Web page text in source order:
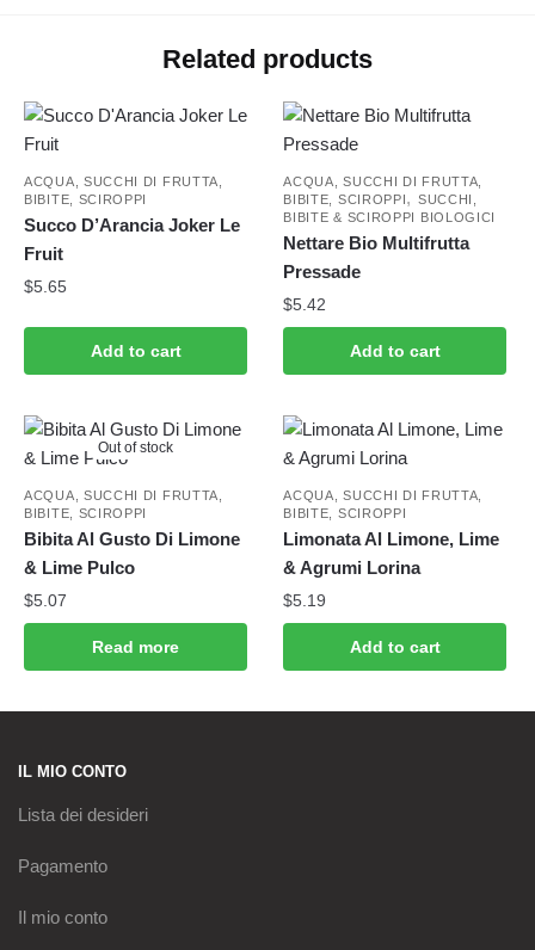
Related products
ACQUA, SUCCHI DI FRUTTA,
BIBITE, SCIROPPI
Succo D’Arancia Joker Le
Fruit
$5.65
Add to cart
ACQUA, SUCCHI DI FRUTTA,
BIBITE, SCIROPPI, SUCCHI,
BIBITE & SCIROPPI BIOLOGICI
Nettare Bio Multifrutta
Pressade
$5.42
Add to cart
Out of stock
ACQUA, SUCCHI DI FRUTTA,
BIBITE, SCIROPPI
Bibita Al Gusto Di Limone
& Lime Pulco
$5.07
Read more
ACQUA, SUCCHI DI FRUTTA,
BIBITE, SCIROPPI
Limonata Al Limone, Lime
& Agrumi Lorina
$5.19
Add to cart
IL MIO CONTO
Lista dei desideri
Pagamento
Il mio conto